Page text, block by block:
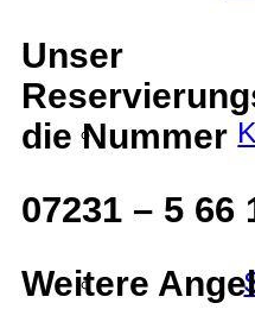
Unser
die Nummer
07231 – 5 66
Weitere